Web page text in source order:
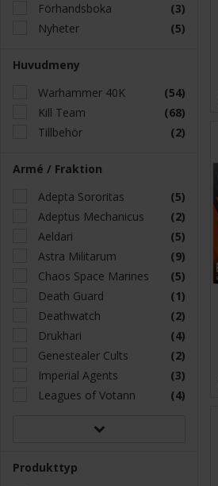
Förhandsboka
(3)
Nyheter
(5)
Huvudmeny
Warhammer 40K
(54)
Kill Team
(68)
Tillbehör
(2)
Armé / Fraktion
Adepta Sororitas
(5)
Adeptus Mechanicus
(2)
Aeldari
(5)
Astra Militarum
(9)
Chaos Space Marines
(5)
Death Guard
(1)
Deathwatch
(2)
Drukhari
(4)
Genestealer Cults
(2)
Imperial Agents
(3)
Leagues of Votann
(4)
Produkttyp